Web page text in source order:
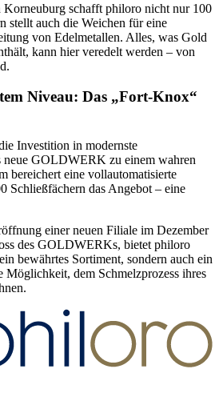
schafft philoro nicht nur 100
stellt auch die Weichen für eine
von Edelmetallen. Alles, was Gold
kann hier veredelt werden – von
Niveau: Das „Fort-Knox“
Investition in modernste
neue GOLDWERK zu einem wahren
bereichert eine vollautomatisierte
Schließfächern das Angebot – eine
einer neuen Filiale im Dezember
des GOLDWERKs, bietet philoro
bewährtes Sortiment, sondern auch ein
Möglichkeit, dem Schmelzprozess ihres